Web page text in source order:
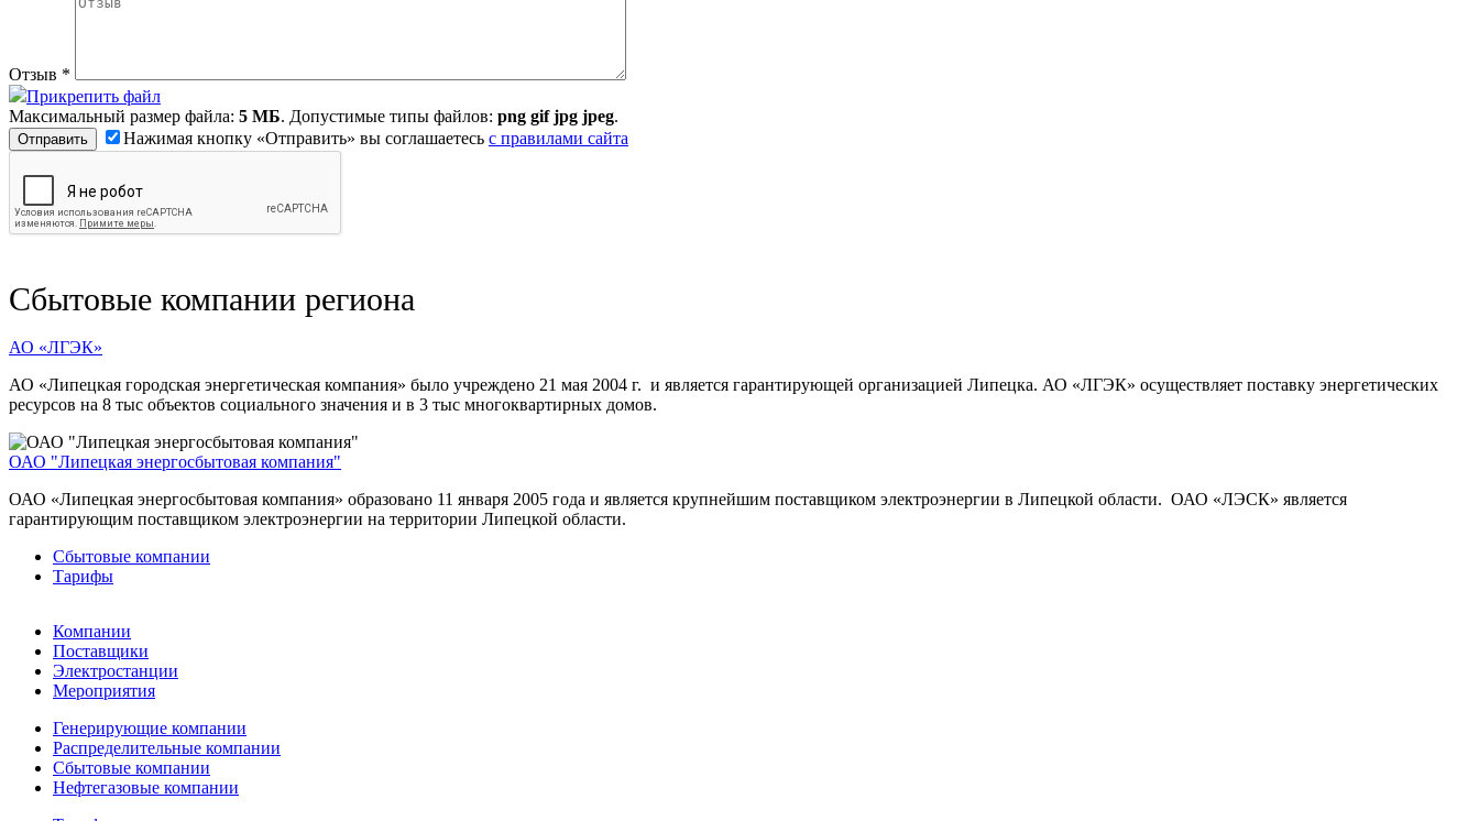
Отзыв *
Прикрепить файл
Максимальный размер файла: 5 МБ. Допустимые типы файлов: png gif jpg jpeg.
Нажимая кнопку «Отправить» вы соглашаетесь с правилами сайта
Сбытовые компании региона
АО «ЛГЭК»
АО «Липецкая городская энергетическая компания» было учреждено 21 мая 2004 г. и является гарантирующей организацией Липецка. АО «ЛГЭК» осуществляет поставку энергетических
ресурсов на 8 тыс объектов социального значения и в 3 тыс многоквартирных домов.
ОАО "Липецкая энергосбытовая компания"
ОАО «Липецкая энергосбытовая компания» образовано 11 января 2005 года и является крупнейшим поставщиком электроэнергии в Липецкой области. ОАО «ЛЭСК» является
гарантирующим поставщиком электроэнергии на территории Липецкой области.
Сбытовые компании
Тарифы
Компании
Поставщики
Электростанции
Мероприятия
Генерирующие компании
Распределительные компании
Сбытовые компании
Нефтегазовые компании